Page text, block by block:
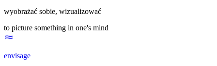
wyobrażać sobie, wizualizować
to picture something in one's mind
envisage